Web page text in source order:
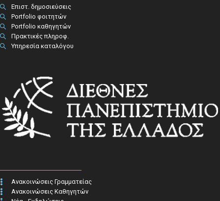
Επιστ. δημοσιεύσεις
Portfolio φοιτητών
Portfolio καθηγητών
Πρακτικές πληροφ.​
Υπηρεσία καταλόγου
Ανακοινώσεις Γραμματείας
Ανακοινώσεις Καθηγητών